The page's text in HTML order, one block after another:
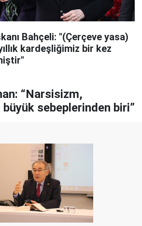
Bahçeli: "(Çerçeve yasa)
kardeşliğimiz bir kez
“Narsisizm,
sebeplerinden biri”